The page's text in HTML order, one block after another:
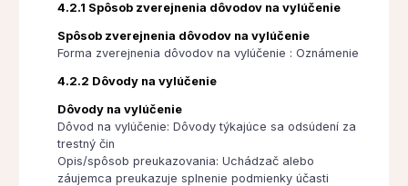
4.2.1 Spôsob zverejnenia dôvodov na vylúčenie
Spôsob zverejnenia dôvodov na vylúčenie
Forma zverejnenia dôvodov na vylúčenie : Oznámenie
4.2.2 Dôvody na vylúčenie
Dôvody na vylúčenie
Dôvod na vylúčenie: Dôvody týkajúce sa odsúdení za
trestný čin
Opis/spôsob preukazovania: Uchádzač alebo
záujemca preukazuje splnenie podmienky účasti